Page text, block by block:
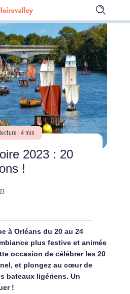
Ouvrir
la
barre
de
: 4 min
2023 : 20
!
à Orléans du 20 au 24
plus festive et animée
occasion de célébrer les 20
et plongez au cœur de
bateaux ligériens. Un
!